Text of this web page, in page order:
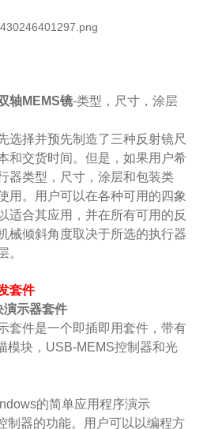
轴MEMS镜-类型，尺寸，涂层
选择并预先制造了三种反射镜尺
和交货时间。但是，如果用户希
器类型，尺寸，涂层和包装类
用。用户可以在各种可用的四象
适合其应用，并在所有可用的反
械倾斜角度取决于所选的执行器
。
套件
演示器套件
套件是一个即插即用套件，带有
模块，USB-MEMS控制器和光
的简单应用程序演示
制器的功能。用户可以以编程方